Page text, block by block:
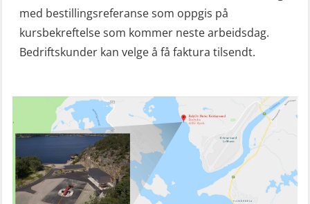
Mann-Over-Bord (hurtiggående) liten
båt m/mørkekjøring – grunnleggende
(OSE114)
båt m/mørkekjøring – repetisjon
(OSE151)
Mann-Over-Bord (hurtiggående) liten
båt u/mørkekjøring – grunnleggende
(OSE1142)
med bestillingsreferanse som oppgis på
kursbekreftelse som kommer neste arbeidsdag.
Bedriftskunder kan velge å få faktura tilsendt.